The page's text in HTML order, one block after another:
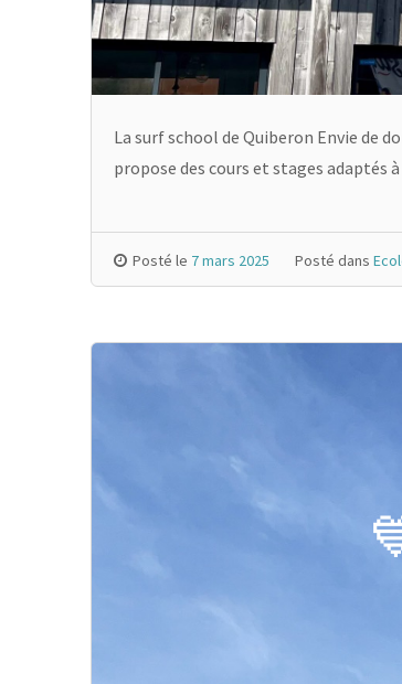
La surf school de Quiberon Envie de
propose des cours et stages adaptés
Posté le 7 mars 2025 Posté dans